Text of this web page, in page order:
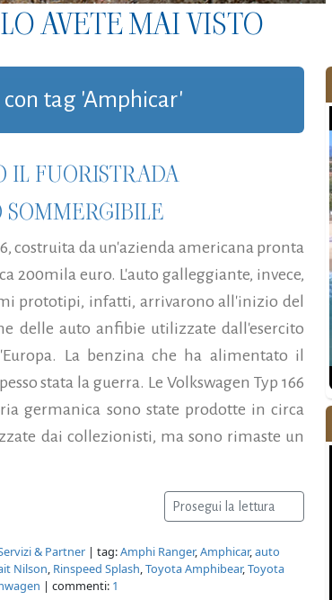
AVETE MAI VISTO
tag 'Amphicar'
IL FUORISTRADA
costruita da un'azienda americana pronta
200mila euro. L'auto galleggiante, invece,
prototipi, infatti, arrivarono all'inizio del
delle auto anfibie utilizzate dall'esercito
La benzina che ha alimentato il
stata la guerra. Le Volkswagen Typ 166
germanica sono state prodotte in circa
dai collezionisti, ma sono rimaste un
Prosegui la lettura
& Partner | tag:Amphi Ranger,Amphicar,auto
Nilson, Rinspeed Splash,Toyota Amphibear,Toyota
| commenti: 1